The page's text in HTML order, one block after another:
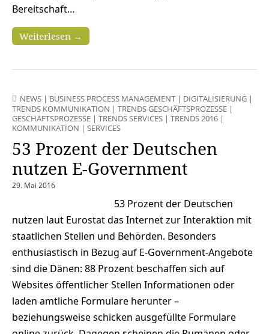
Bereitschaft…
Weiterlesen →
NEWS | BUSINESS PROCESS MANAGEMENT | DIGITALISIERUNG |
TRENDS KOMMUNIKATION | TRENDS GESCHÄFTSPROZESSE |
GESCHÄFTSPROZESSE | TRENDS SERVICES | TRENDS 2016 |
KOMMUNIKATION | SERVICES
53 Prozent der Deutschen
nutzen E-Government
29. Mai 2016
53 Prozent der Deutschen
nutzen laut Eurostat das Internet zur Interaktion mit
staatlichen Stellen und Behörden. Besonders
enthusiastisch in Bezug auf E-Government-Angebote
sind die Dänen: 88 Prozent beschaffen sich auf
Websites öffentlicher Stellen Informationen oder
laden amtliche Formulare herunter –
beziehungsweise schicken ausgefüllte Formulare